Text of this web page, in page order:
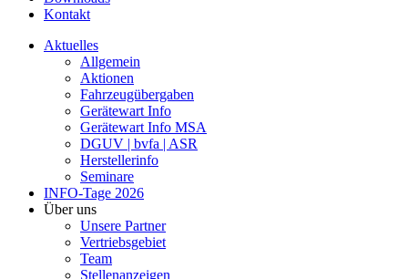
Kontakt
Aktuelles
Allgemein
Aktionen
Fahrzeugübergaben
Gerätewart Info
Gerätewart Info MSA
DGUV | bvfa | ASR
Herstellerinfo
Seminare
INFO-Tage 2026
Über uns
Unsere Partner
Vertriebsgebiet
Team
Stellenanzeigen